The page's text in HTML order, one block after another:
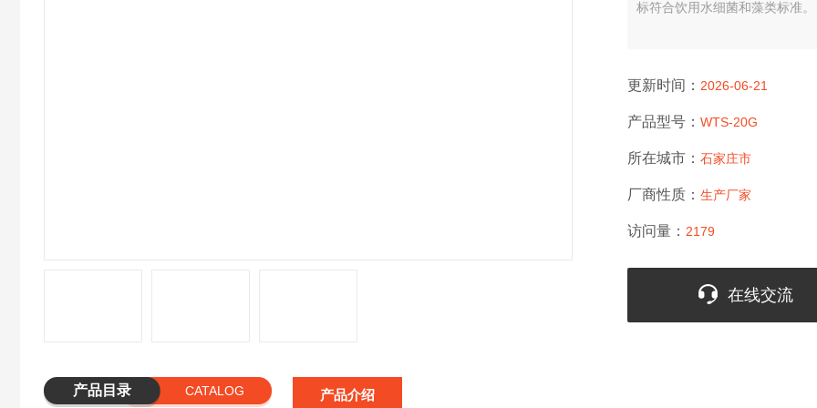
标符合饮用水细菌和藻类标准。
更新时间： 2026-06-21
产品型号： WTS-20G
所在城市： 石家庄市
厂商性质： 生产厂家
访问量： 2179
在线交流
产品目录 CATALOG 产品介绍